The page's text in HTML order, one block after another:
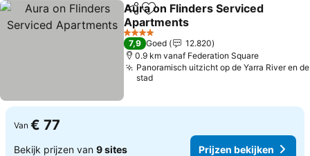
DelenToevoegen aan favorieten
Aura on Flinders Serviced
Apartments
Prijzen bekijken
4 Sterren
7,9 Goed
12.820
0.9 km vanaf Federation Square
Panoramisch uitzicht op de Yarra River en de
stad
Van € 77
Bekijk prijzen van 9 sites Prijzen bekijken